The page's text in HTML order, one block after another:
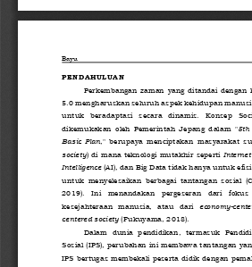
Bayu
PENDAHULUAN
Perkembangan  zaman  yang  ditandai  dengan
5.0 mengharuskan seluruh aspek kehidupan
untuk   beradaptasi   secara   dinamis.   Konsep
dikemukakan  oleh  Pemerintah  Jepang  dalam  "5th
Basic  Plan ,"  berupaya  menciptakan  masyarakat
society) di mana teknologi mutakhir seperti
Intelligence (AI), dan Big Data tidak hanya untuk
untuk  menyelesaikan  berbagai  tantangan  sosial
2019).   Ini   menandakan   pergeseran   dari   fokus
kesejahteraan  manusia,  atau  dari
economy-
centered society (Fukuyama, 2018).
Dalam  dunia  pendidikan,  termasuk
Sosial (IPS), perubahan ini membawa tantangan
IPS bertugas membekali peserta didik dengan